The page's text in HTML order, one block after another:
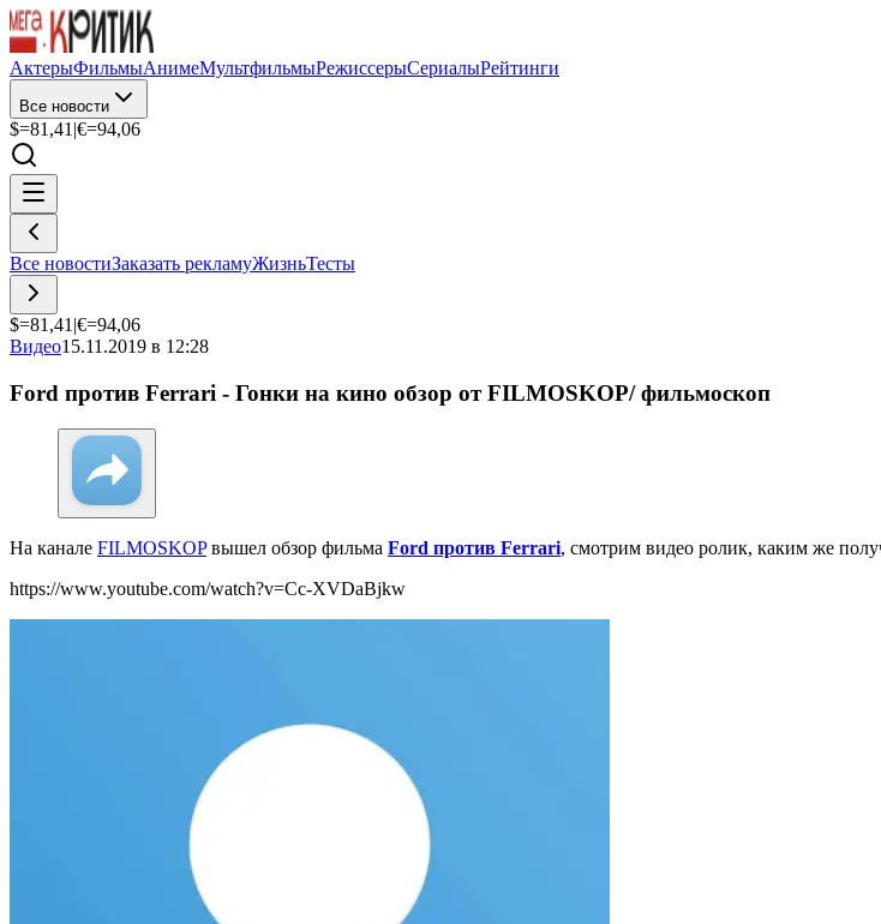
АктерыФильмыАнимеМультфильмыРежиссерыСериалыРейтинги
Все новости
$=81,41 |€=94,06
Все новостиЗаказать рекламуЖизньТесты
$=81,41 |€=94,06
Видео15.11.2019 в 12:28
Ford против Ferrari - Гонки на кино обзор от FILMOSKOP/ фильмоскоп
На канале FILMOSKOPвышел обзор фильма Ford против Ferrari, смотрим видео ролик, каким же
https://www.youtube.com/watch?v=Cc-XVDaBjkw